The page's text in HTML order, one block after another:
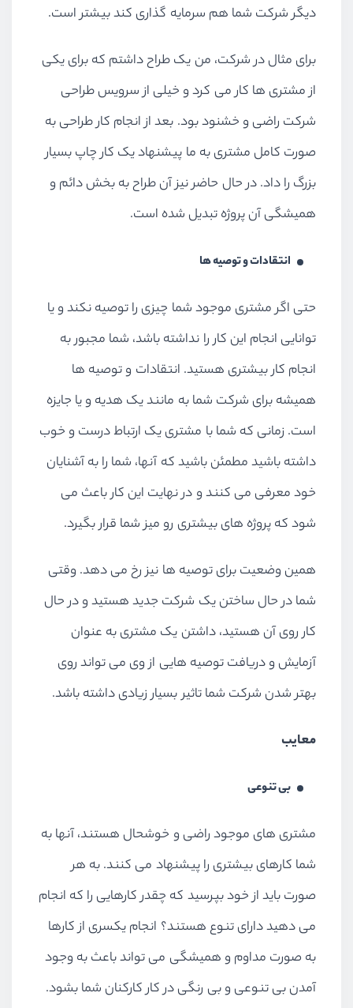
دیگر شرکت شما هم سرمایه گذاری کند بیشتر است.
برای مثال در شرکت، من یک طراح داشتم که برای یکی
از مشتری ها کار می کرد و خیلی از سرویس طراحی
شرکت راضی و خشنود بود. بعد از انجام کار طراحی به
صورت کامل مشتری به ما پیشنهاد یک کار چاپ بسیار
بزرگ را داد. در حال حاضر نیز آن طراح به بخش دائم و
همیشگی آن پروژه تبدیل شده است.
انتقادات و توصیه ها
حتی اگر مشتری موجود شما چیزی را توصیه نکند و یا
توانایی انجام این کار را نداشته باشد، شما مجبور به
انجام کار بیشتری هستید. انتقادات و توصیه ها
همیشه برای شرکت شما به مانند یک هدیه و یا جایزه
است. زمانی که شما با مشتری یک ارتباط درست و خوب
داشته باشید مطمئن باشید که آنها، شما را به آشنایان
خود معرفی می کنند و در نهایت این کار باعث می
شود که پروژه های بیشتری رو میز شما قرار بگیرد.
همین وضعیت برای توصیه ها نیز رخ می دهد. وقتی
شما در حال ساختن یک شرکت جدید هستید و در حال
کار روی آن هستید، داشتن یک مشتری به عنوان
آزمایش و دریافت توصیه هایی از وی می تواند روی
بهتر شدن شرکت شما تاثیر بسیار زیادی داشته باشد.
معایب
بی تنوعی
مشتری های موجود راضی و خوشحال هستند، آنها به
شما کارهای بیشتری را پیشنهاد می کنند. به هر
صورت باید از خود بپرسید که چقدر کارهایی را که انجام
می دهید دارای تنوع هستند؟ انجام یکسری از کارها
به صورت مداوم و همیشگی می تواند باعث به وجود
آمدن بی تنوعی و بی رنگی در کار کارکنان شما بشود.